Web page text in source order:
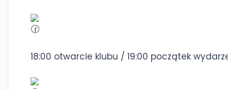
18:00 otwarcie klubu / 19:00 początek